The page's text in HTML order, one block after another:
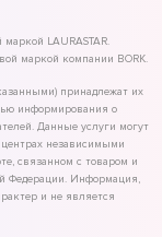
LAURASTAR.
маркой компании BORK.
принадлежат их
информирования о
Данные услуги могут
независимыми
связанном с товаром и
Федерации. Информация,
и не является